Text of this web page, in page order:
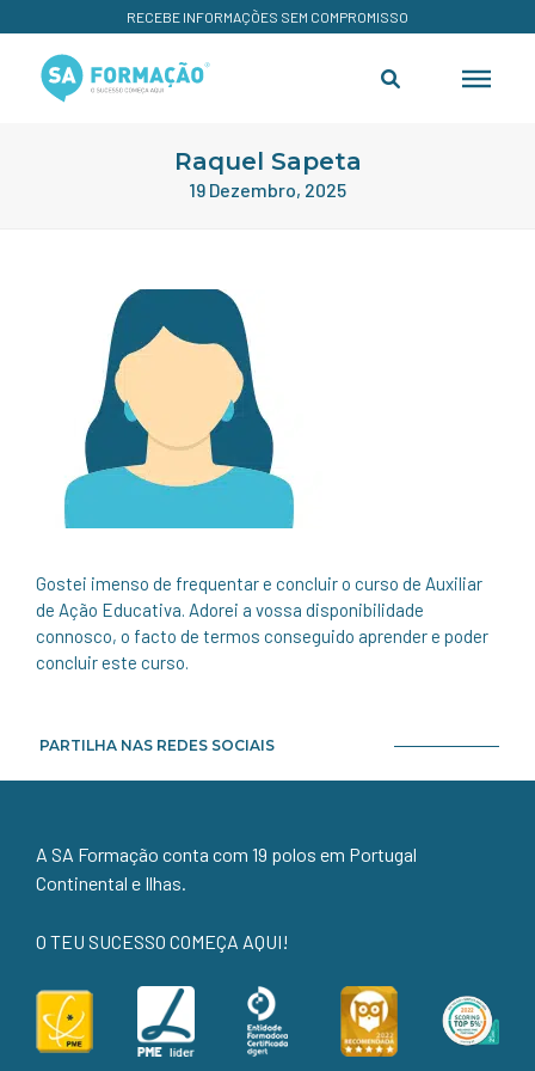
RECEBE INFORMAÇÕES SEM COMPROMISSO
Raquel Sapeta
19 Dezembro, 2025
Gostei imenso de frequentar e concluir o curso de Auxiliar
de Ação Educativa. Adorei a vossa disponibilidade
connosco, o facto de termos conseguido aprender e poder
concluir este curso.
PARTILHA NAS REDES SOCIAIS
A SA Formação conta com 19 polos em Portugal
Continental e Ilhas.
O TEU SUCESSO COMEÇA AQUI!